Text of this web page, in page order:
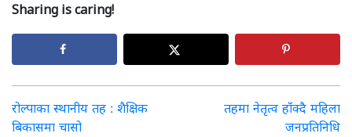
Sharing is caring!
Post
रोल्पाका स्थानीय तह : शैक्षिक
बिकासमा चासो
तहमा नेतृत्व हाँक्दै महिला
जनप्रतिनिधि